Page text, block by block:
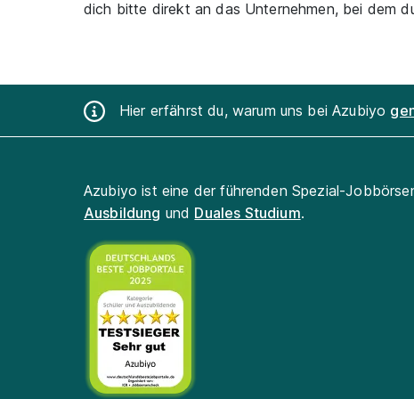
dich bitte direkt an das Unternehmen, bei dem
Hier erfährst du, warum uns bei Azubiyo
Azubiyo ist eine der führenden Spezial-
Ausbildung und Duales Studium.